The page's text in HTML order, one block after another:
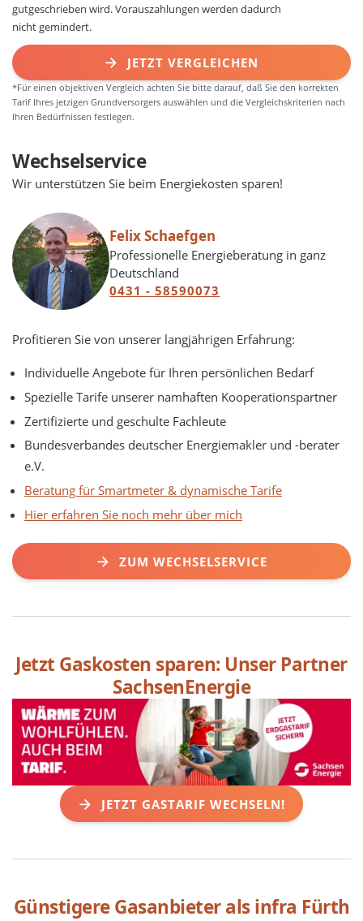
gutgeschrieben wird. Vorauszahlungen werden dadurch
nicht gemindert.
JETZT VERGLEICHEN
*Für einen objektiven Vergleich achten Sie bitte darauf, daß Sie den korrekten
Tarif Ihres jetzigen Grundversorgers auswählen und die Vergleichskriterien nach
Ihren Bedürfnissen festlegen.
Wechselservice
Wir unterstützen Sie beim Energiekosten sparen!
Felix Schaefgen
Professionelle Energieberatung in ganz
Deutschland
0431 - 58590073
Profitieren Sie von unserer langjährigen Erfahrung:
Individuelle Angebote für Ihren persönlichen Bedarf
Spezielle Tarife unserer namhaften Kooperationspartner
Zertifizierte und geschulte Fachleute
Bundesverbandes deutscher Energiemakler und -berater
e.V.
Beratung für Smartmeter & dynamische Tarife
Hier erfahren Sie noch mehr über mich
ZUM WECHSELSERVICE
Jetzt Gaskosten sparen: Unser Partner
SachsenEnergie
JETZT GASTARIF WECHSELN!
Günstigere Gasanbieter alsinfra Fürth